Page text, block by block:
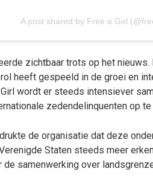
A post shared by Free a Girl
zichtbaar trots op het
heeft gespeeld in de groei en
wordt er steeds intensiever
zedendelinquenten op
de organisatie dat deze
Staten steeds meer
de samenwerking over